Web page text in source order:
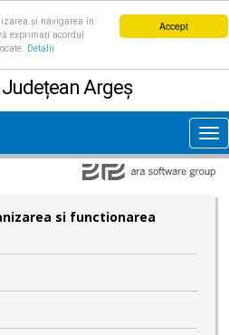
Accept
și navigarea în
exprimați acordul
Detalii
Argeș
si functionarea